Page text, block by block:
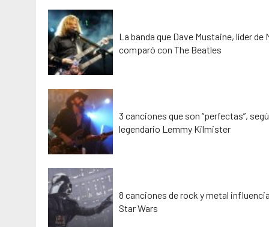
La banda que Dave Mustaine, líder de
comparó con The Beatles
3 canciones que son “perfectas”,
legendario Lemmy Kilmister
8 canciones de rock y metal
Star Wars